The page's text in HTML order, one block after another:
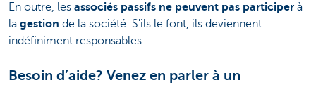
En outre, les associés passifs ne peuvent pas participer à
la gestion de la société. S'ils le font, ils deviennent
indéfiniment responsables.
Besoin d’aide? Venez en parler à un